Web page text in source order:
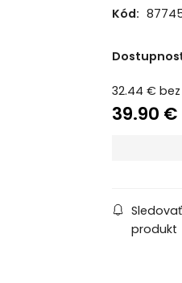
Kód:
32.44 € bez
39.90 €
Sledovať
produkt